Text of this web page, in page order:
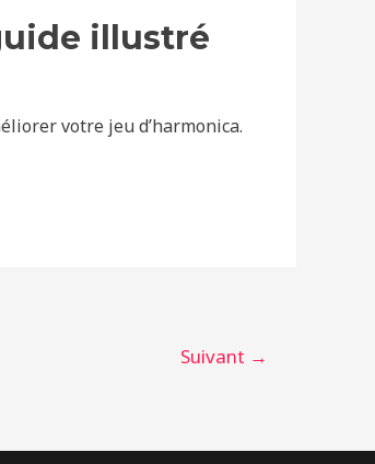
illustré
votre jeu d’harmonica.
Suivant →